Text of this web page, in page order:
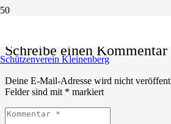
Schützenverein Kleinenberg
Schreibe einen Kommentar
Deine E-Mail-Adresse wird nicht
Felder sind mit * markiert